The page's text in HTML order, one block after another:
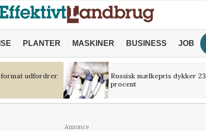
PLANTER MASKINER BUSINESS JOB
udfordrer
Russisk mælkepris dykker 23
procent
Annonce